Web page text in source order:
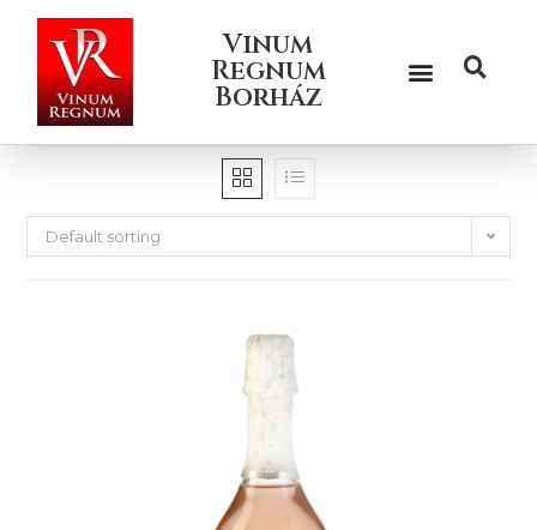
Vinum
Regnum
Borház
Default sorting